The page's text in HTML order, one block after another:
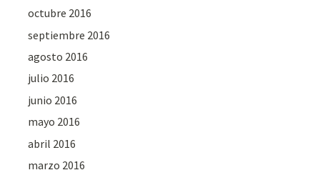
octubre 2016
septiembre 2016
agosto 2016
julio 2016
junio 2016
mayo 2016
abril 2016
marzo 2016